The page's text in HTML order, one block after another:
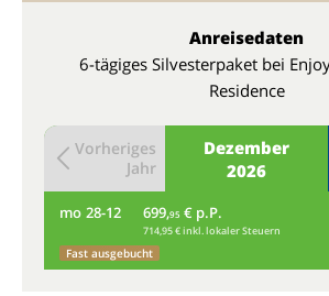
Anreisedaten
6-tägiges Silvesterpaket bei
Residence
Dezember
2026
Vorheriges
Jahr
mo 28-12 699,95 € p.P.
714,95 € inkl. lokaler Steuern
Fast ausgebucht